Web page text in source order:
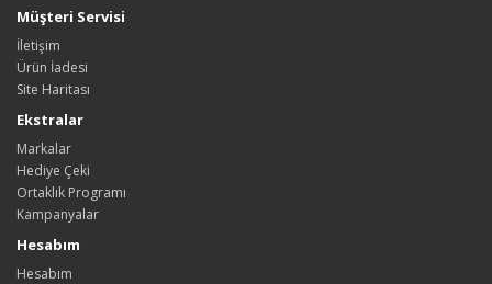
Müşteri Servisi
İletişim
Ürün İadesi
Site Haritası
Ekstralar
Markalar
Hediye Çeki
Ortaklık Programı
Kampanyalar
Hesabım
Hesabım